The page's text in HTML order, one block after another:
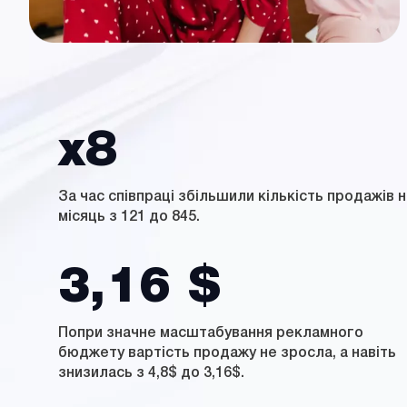
х8
За час співпраці збільшили кількість продажів
місяць з 121 до 845.
3,16 $
Попри значне масштабування рекламного
бюджету вартість продажу не зросла, а навіть
знизилась з 4,8$ до 3,16$.